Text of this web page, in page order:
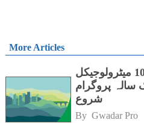
More Articles
بی آر آئی کے تحت 10 میٹرولوجیکل
سالہ پروگرام
شروع
By Gwadar Pro